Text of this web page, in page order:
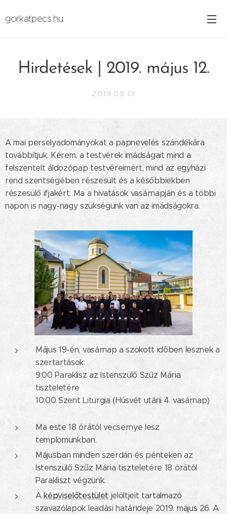
gorkatpecs.hu
Hirdetések | 2019. május 12.
2019.05.13
A mai perselyadományokat a papnevelés szándékára
továbbítjuk. Kérem, a testvérek imádságait mind a
felszentelt áldozópap testvéreimért, mind az egyházi
rend szentségében részesült és a későbbiekben
részesülő ifjakért. Ma a hivatások vasárnapján és a többi
napon is nagy-nagy szükségünk van az imádságokra.
Május 19-én, vasárnap a szokott időben lesznek a
szertartások:
9:00 Paraklisz az Istenszülő Szűz Mária
tiszteletére
10:00 Szent Liturgia (Húsvét utáni 4. vasárnap)
Ma este 18 órától vecsernye lesz
templomunkban.
Májusban minden szerdán és pénteken az
Istenszülő Szűz Mária tiszteletére 18 órától
Parakliszt végzünk.
A képviselőtestület jelöltjeit tartalmazó
szavazólapok leadási határideje 2019. május 26. A